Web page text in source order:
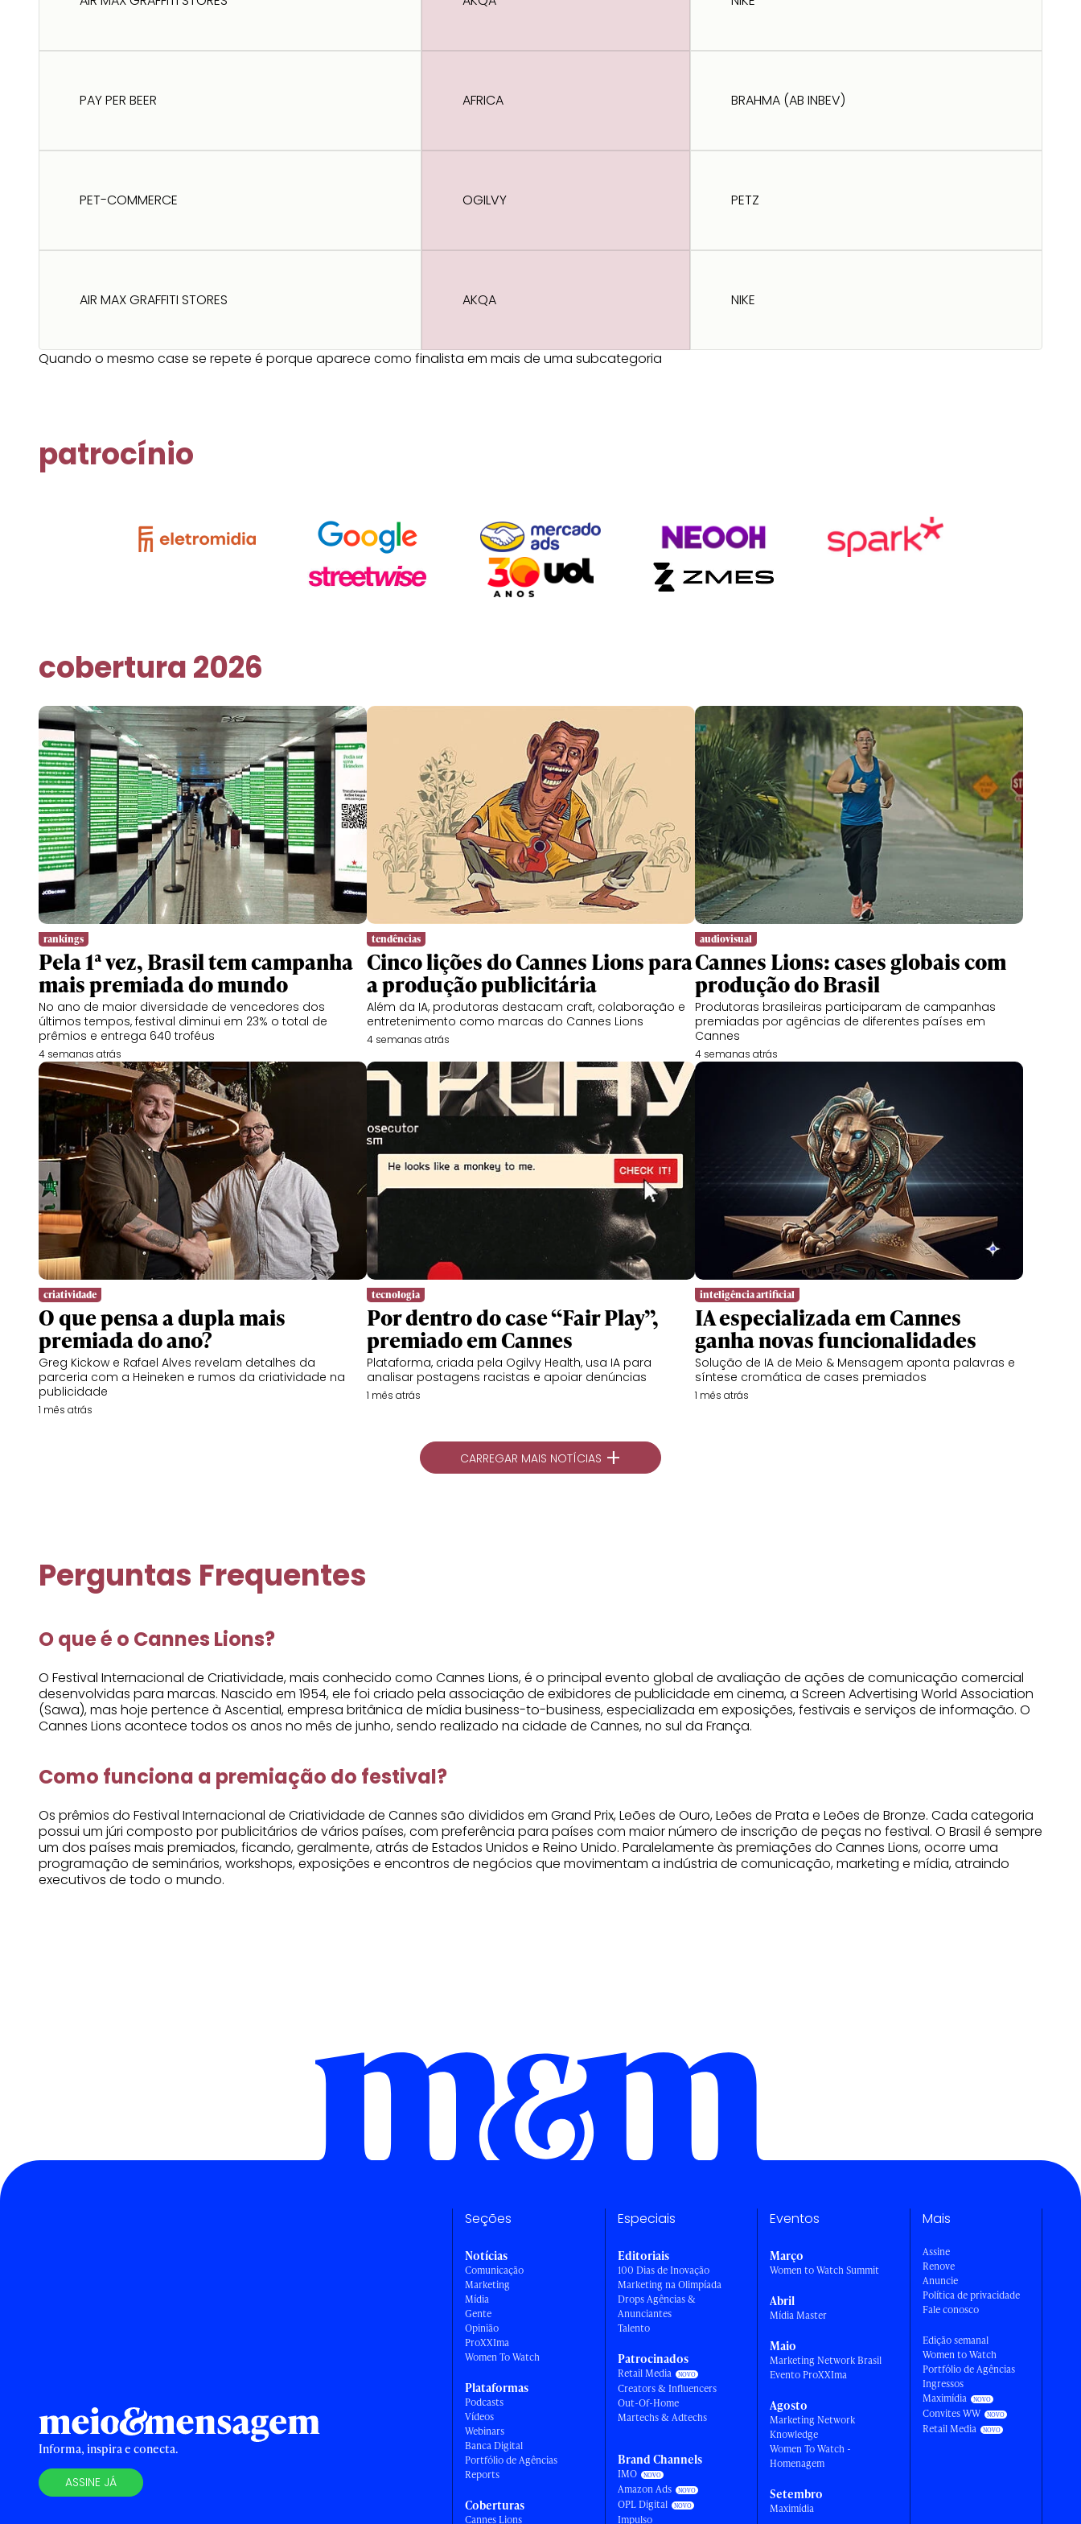
PAY PER BEER AFRICA BRAHMA (AB INBEV)
PET-COMMERCE OGILVY PETZ
AIR MAX GRAFFITI STORES AKQA NIKE
Quando o mesmo case se repete é porque aparece como finalista em mais de uma subcategoria
patrocínio
cobertura 2026
rankings
Pela 1ª vez, Brasil tem campanha
mais premiada do mundo
No ano de maior diversidade de vencedores dos
últimos tempos, festival diminui em 23% o total de
prêmios e entrega 640 troféus
4 semanas atrás
tendências
Cinco lições do Cannes Lions para
a produção publicitária
Além da IA, produtoras destacam craft, colaboração e
entretenimento como marcas do Cannes Lions
4 semanas atrás
audiovisual
Cannes Lions: cases globais com
produção do Brasil
Produtoras brasileiras participaram de campanhas
premiadas por agências de diferentes países em
Cannes
4 semanas atrás
criatividade
O que pensa a dupla mais
premiada do ano?
Greg Kickow e Rafael Alves revelam detalhes da
parceria com a Heineken e rumos da criatividade na
publicidade
1 mês atrás
tecnologia
Por dentro do case “Fair Play”,
premiado em Cannes
Plataforma, criada pela Ogilvy Health, usa IA para
analisar postagens racistas e apoiar denúncias
1 mês atrás
inteligência artificial
IA especializada em Cannes
ganha novas funcionalidades
Solução de IA de Meio & Mensagem aponta palavras e
síntese cromática de cases premiados
1 mês atrás
CARREGAR MAIS NOTÍCIAS +
Perguntas Frequentes
O que é o Cannes Lions?
O Festival Internacional de Criatividade, mais conhecido como Cannes Lions, é o principal evento global de avaliação de ações de comunicação comercial
desenvolvidas para marcas. Nascido em 1954, ele foi criado pela associação de exibidores de publicidade em cinema, a Screen Advertising World Association
(Sawa), mas hoje pertence à Ascential, empresa britânica de mídia business-to-business, especializada em exposições, festivais e serviços de informação. O
Cannes Lions acontece todos os anos no mês de junho, sendo realizado na cidade de Cannes, no sul da França.
Como funciona a premiação do festival?
Os prêmios do Festival Internacional de Criatividade de Cannes são divididos em Grand Prix, Leões de Ouro, Leões de Prata e Leões de Bronze. Cada categoria
possui um júri composto por publicitários de vários países, com preferência para países com maior número de inscrição de peças no festival. O Brasil é sempre
um dos países mais premiados, ficando, geralmente, atrás de Estados Unidos e Reino Unido. Paralelamente às premiações do Cannes Lions, ocorre uma
programação de seminários, workshops, exposições e encontros de negócios que movimentam a indústria de comunicação, marketing e mídia, atraindo
executivos de todo o mundo.
Informa, inspira e conecta.
ASSINE JÁ
Seções
Notícias
Comunicação
Marketing
Mídia
Gente
Opinião
ProXXIma
Women To Watch
Plataformas
Podcasts
Vídeos
Webinars
Banca Digital
Portfólio de Agências
Reports
Coberturas
Cannes Lions
Especiais
Editoriais
100 Dias de Inovação
Marketing na Olimpíada
Drops Agências &
Anunciantes
Talento
Patrocinados
Retail Media
Creators & Influencers
Out-Of-Home
Martechs & Adtechs
Brand Channels
IMO
Amazon Ads
OPL Digital
Impulso
Eventos
Março
Women to Watch Summit
Abril
Mídia Master
Maio
Marketing Network Brasil
Evento ProXXIma
Agosto
Marketing Network
Knowledge
Women To Watch -
Homenagem
Setembro
Maximídia
Mais
Assine
Renove
Anuncie
Política de privacidade
Fale conosco
Edição semanal
Women to Watch
Portfólio de Agências
Ingressos
Maximídia
Convites WW
Retail Media